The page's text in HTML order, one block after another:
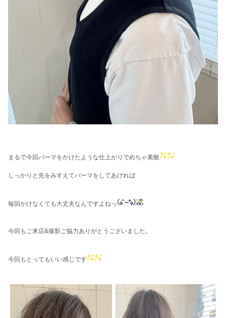
まるで今回パーマをかけたような仕上がりでめちゃ素敵
しっかりと先をみすえてパーマをしてあげれば
毎回かけなくても大丈夫なんですよねっ
今回もご来店&撮影ご協力ありがとうございました。
今回もとってもいい感じです